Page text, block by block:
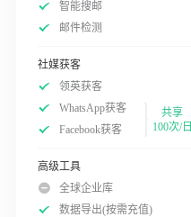
智能搜邮
邮件检测
社媒获客
领英获客
WhatsApp获客
Facebook获客
共享
100次/日
高级工具
全球企业库
数据导出(按需充值)